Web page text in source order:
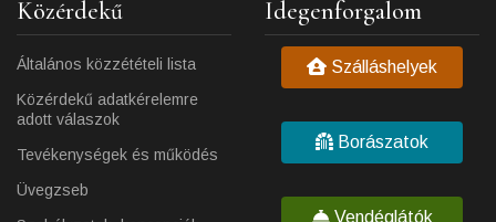
Közérdekű
Általános közzétételi lista
Közérdekű adatkérelemre
adott válaszok
Tevékenységek és működés
Üvegzseb
Idegenforgalom
Szálláshelyek
Borászatok
Vendéglátók